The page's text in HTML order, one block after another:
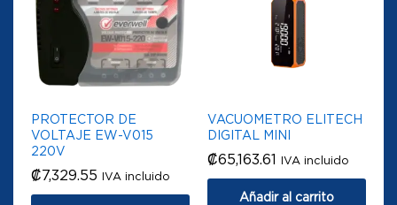
PROTECTOR DE
VOLTAJE EW-V015
220V
₡7,329.55 IVA incluido
VACUOMETRO ELITECH
DIGITAL MINI
₡65,163.61 IVA incluido
Añadir al carrito